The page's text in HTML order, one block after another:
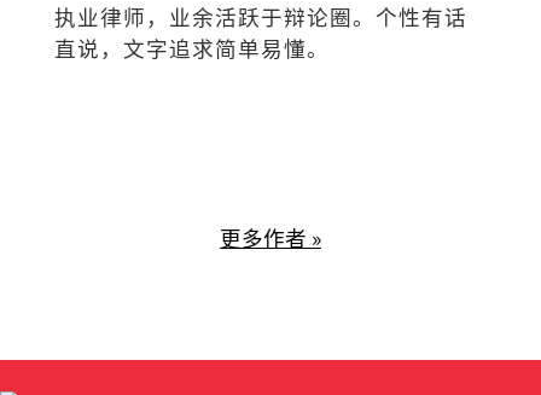
执业律师，业余活跃于辩论圈。个性有话
直说，文字追求简单易懂。
更多作者 »